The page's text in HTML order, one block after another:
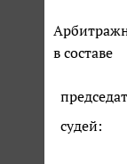
в составе
судей: